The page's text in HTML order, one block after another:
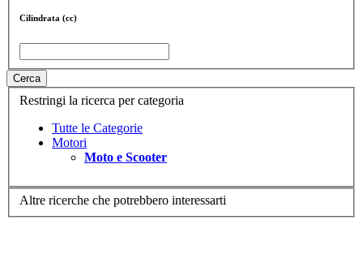
Cilindrata (cc)
Cerca
Restringi la ricerca per categoria
Tutte le Categorie
Motori
Moto e Scooter
Altre ricerche che potrebbero interessarti